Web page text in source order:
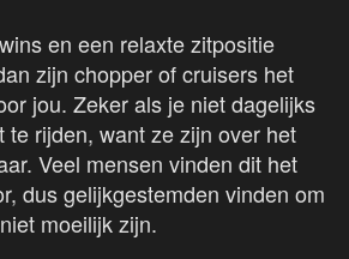
en een relaxte zitpositie
zijn chopper of cruisers het
jou. Zeker als je niet dagelijks
te rijden, want ze zijn over het
Veel mensen vinden dit het
dus gelijkgestemden vinden om
moeilijk zijn.